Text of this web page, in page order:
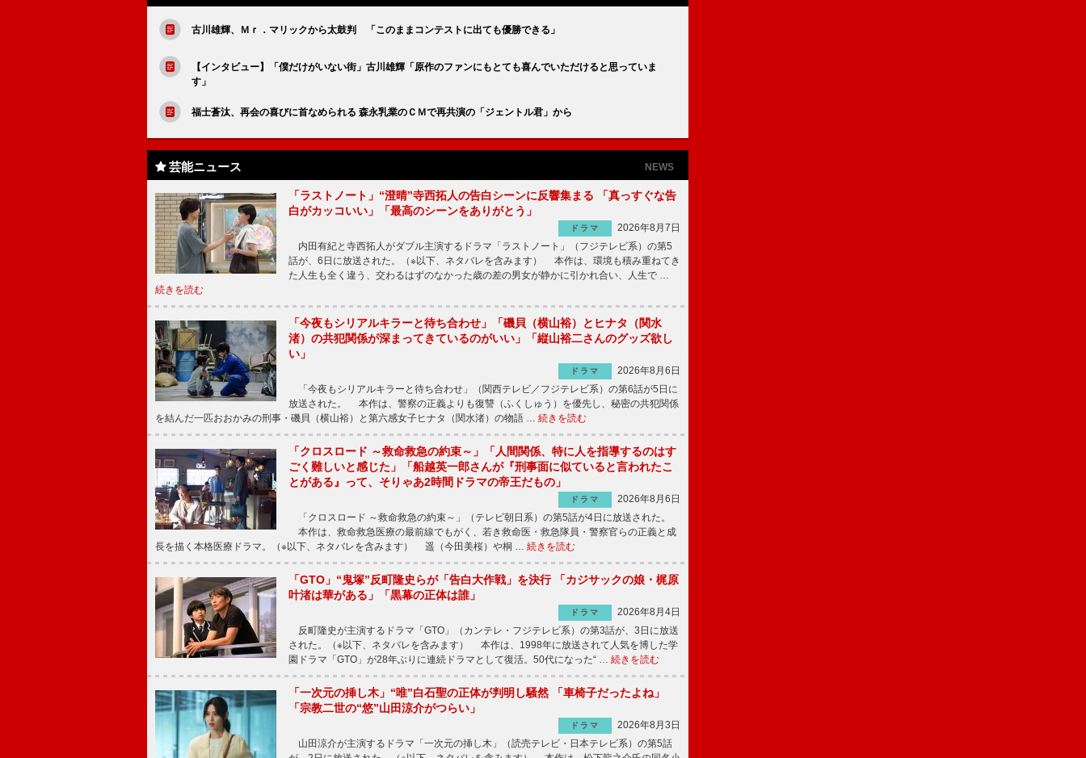
古川雄輝、Ｍｒ．マリックから太鼓判 「このままコンテストに出ても優勝できる」
【インタビュー】「僕だけがいない街」古川雄輝「原作のファンにもとても喜んでいただけると思っていま
す」
福士蒼汰、再会の喜びに首なめられる 森永乳業のＣＭで再共演の「ジェントル君」から
芸能ニュース NEWS
「ラストノート」“澄晴”寺西拓人の告白シーンに反響集まる 「真っすぐな告
白がカッコいい」「最高のシーンをありがとう」
ドラマ
2026年8月7日
内田有紀と寺西拓人がダブル主演するドラマ「ラストノート」（フジテレビ系）の第5
話が、6日に放送された。（※以下、ネタバレを含みます） 本作は、環境も積み重ねてき
た人生も全く違う、交わるはずのなかった歳の差の男女が静かに引かれ合い、人生で …
続きを読む
「今夜もシリアルキラーと待ち合わせ」「磯貝（横山裕）とヒナタ（関水
渚）の共犯関係が深まってきているのがいい」「縦山裕二さんのグッズ欲し
い」
ドラマ
2026年8月6日
「今夜もシリアルキラーと待ち合わせ」（関西テレビ／フジテレビ系）の第6話が5日に
放送された。 本作は、警察の正義よりも復讐（ふくしゅう）を優先し、秘密の共犯関係
を結んだ一匹おおかみの刑事・磯貝（横山裕）と第六感女子ヒナタ（関水渚）の物語 … 続きを読む
「クロスロード ～救命救急の約束～」「人間関係、特に人を指導するのはす
ごく難しいと感じた」「船越英一郎さんが『刑事面に似ていると言われたこ
とがある』って、そりゃあ2時間ドラマの帝王だもの」
ドラマ
2026年8月6日
「クロスロード ～救命救急の約束～」（テレビ朝日系）の第5話が4日に放送された。
本作は、救命救急医療の最前線でもがく、若き救命医・救急隊員・警察官らの正義と成
長を描く本格医療ドラマ。（※以下、ネタバレを含みます） 遥（今田美桜）や桐 … 続きを読む
「GTO」“鬼塚”反町隆史らが「告白大作戦」を決行 「カジサックの娘・梶原
叶渚は華がある」「黒幕の正体は誰」
ドラマ
2026年8月4日
反町隆史が主演するドラマ「GTO」（カンテレ・フジテレビ系）の第3話が、3日に放送
された。（※以下、ネタバレを含みます） 本作は、1998年に放送されて人気を博した学
園ドラマ「GTO」が28年ぶりに連続ドラマとして復活。50代になった“ … 続きを読む
「一次元の挿し木」“唯”白石聖の正体が判明し騒然 「車椅子だったよね」
「宗教二世の“悠”山田涼介がつらい」
ドラマ
2026年8月3日
山田涼介が主演するドラマ「一次元の挿し木」（読売テレビ・日本テレビ系）の第5話